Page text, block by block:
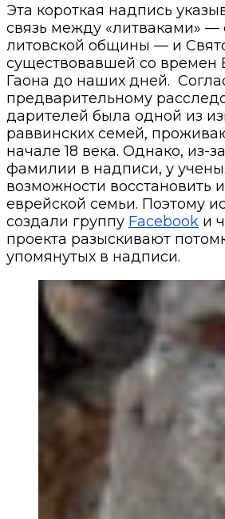
Эта короткая надпись
связь между «литваками» —
литовской общины — и
существовавшей со времен
Гаона до наших дней.
предварительному
дарителей была одной из
раввинских семей,
начале 18 века. Однако, из-
фамилии в надписи, у
возможности восстановить
еврейской семьи. Поэтому
создали группу Facebook и
проекта разыскивают
упомянутых в надписи.